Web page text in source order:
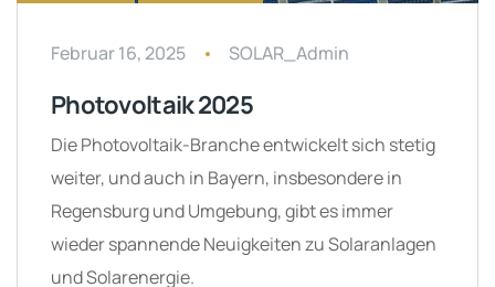
Februar 16, 2025 SOLAR_Admin
Photovoltaik 2025
Die Photovoltaik-Branche entwickelt sich stetig
weiter, und auch in Bayern, insbesondere in
Regensburg und Umgebung, gibt es immer
wieder spannende Neuigkeiten zu Solaranlagen
und Solarenergie.